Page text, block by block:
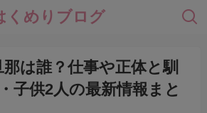
くめりブログ
那は誰？仕事や正体と馴
子供2人の最新情報まと